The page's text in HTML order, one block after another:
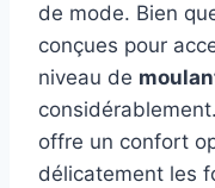
de mode. Bien
conçues pour
niveau de
offre un confort
délicatement les